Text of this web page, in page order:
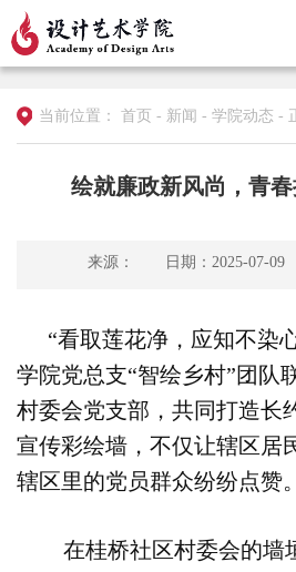
当前位置： 首页 - 新闻 - 学院动态 -
绘就廉政新风尚，青
来源： 日期：2025-07-09
“看取莲花净，应知不染
学院党总支“智绘乡村”团队
村委会党支部，共同打造长
宣传彩绘墙，不仅让辖区居
辖区里的党员群众纷纷点赞。
在桂桥社区村委会的墙